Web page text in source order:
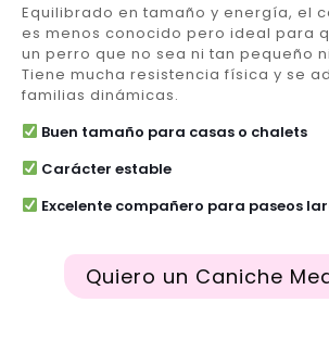
Equilibrado en tamaño y energía, el
es menos conocido pero ideal para
un perro que no sea ni tan pequeño
Tiene mucha resistencia física y se
familias dinámicas.
Buen tamaño para casas o chalets
Carácter estable
Excelente compañero para paseos
Quiero un Caniche